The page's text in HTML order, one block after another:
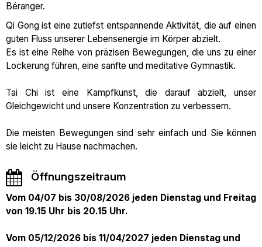
Béranger.
Qi Gong ist eine zutiefst entspannende Aktivität, die auf einen
guten Fluss unserer Lebensenergie im Körper abzielt.
Es ist eine Reihe von präzisen Bewegungen, die uns zu einer
Lockerung führen, eine sanfte und meditative Gymnastik.
Tai Chi ist eine Kampfkunst, die darauf abzielt, unser
Gleichgewicht und unsere Konzentration zu verbessern.
Die meisten Bewegungen sind sehr einfach und Sie können
sie leicht zu Hause nachmachen.
Öffnungszeitraum
Vom 04/07 bis 30/08/2026 jeden Dienstag und Freitag
von 19.15 Uhr bis 20.15 Uhr.
Vom 05/12/2026 bis 11/04/2027 jeden Dienstag und